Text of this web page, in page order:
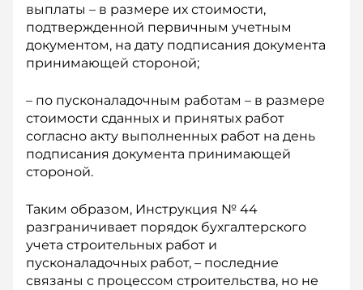
выплаты – в размере их стоимости,
подтвержденной первичным учетным
документом, на дату подписания документа
принимающей стороной;
– по пусконаладочным работам – в размере
стоимости сданных и принятых работ
согласно акту выполненных работ на день
подписания документа принимающей
стороной.
Таким образом, Инструкция № 44
разграничивает порядок бухгалтерского
учета строительных работ и
пусконаладочных работ, – последние
связаны с процессом строительства, но не